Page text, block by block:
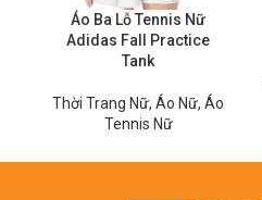
Áo Ba Lỗ Tennis Nữ
Adidas Fall Practice
Tank
Thời Trang Nữ, Áo Nữ, Áo
Tennis Nữ